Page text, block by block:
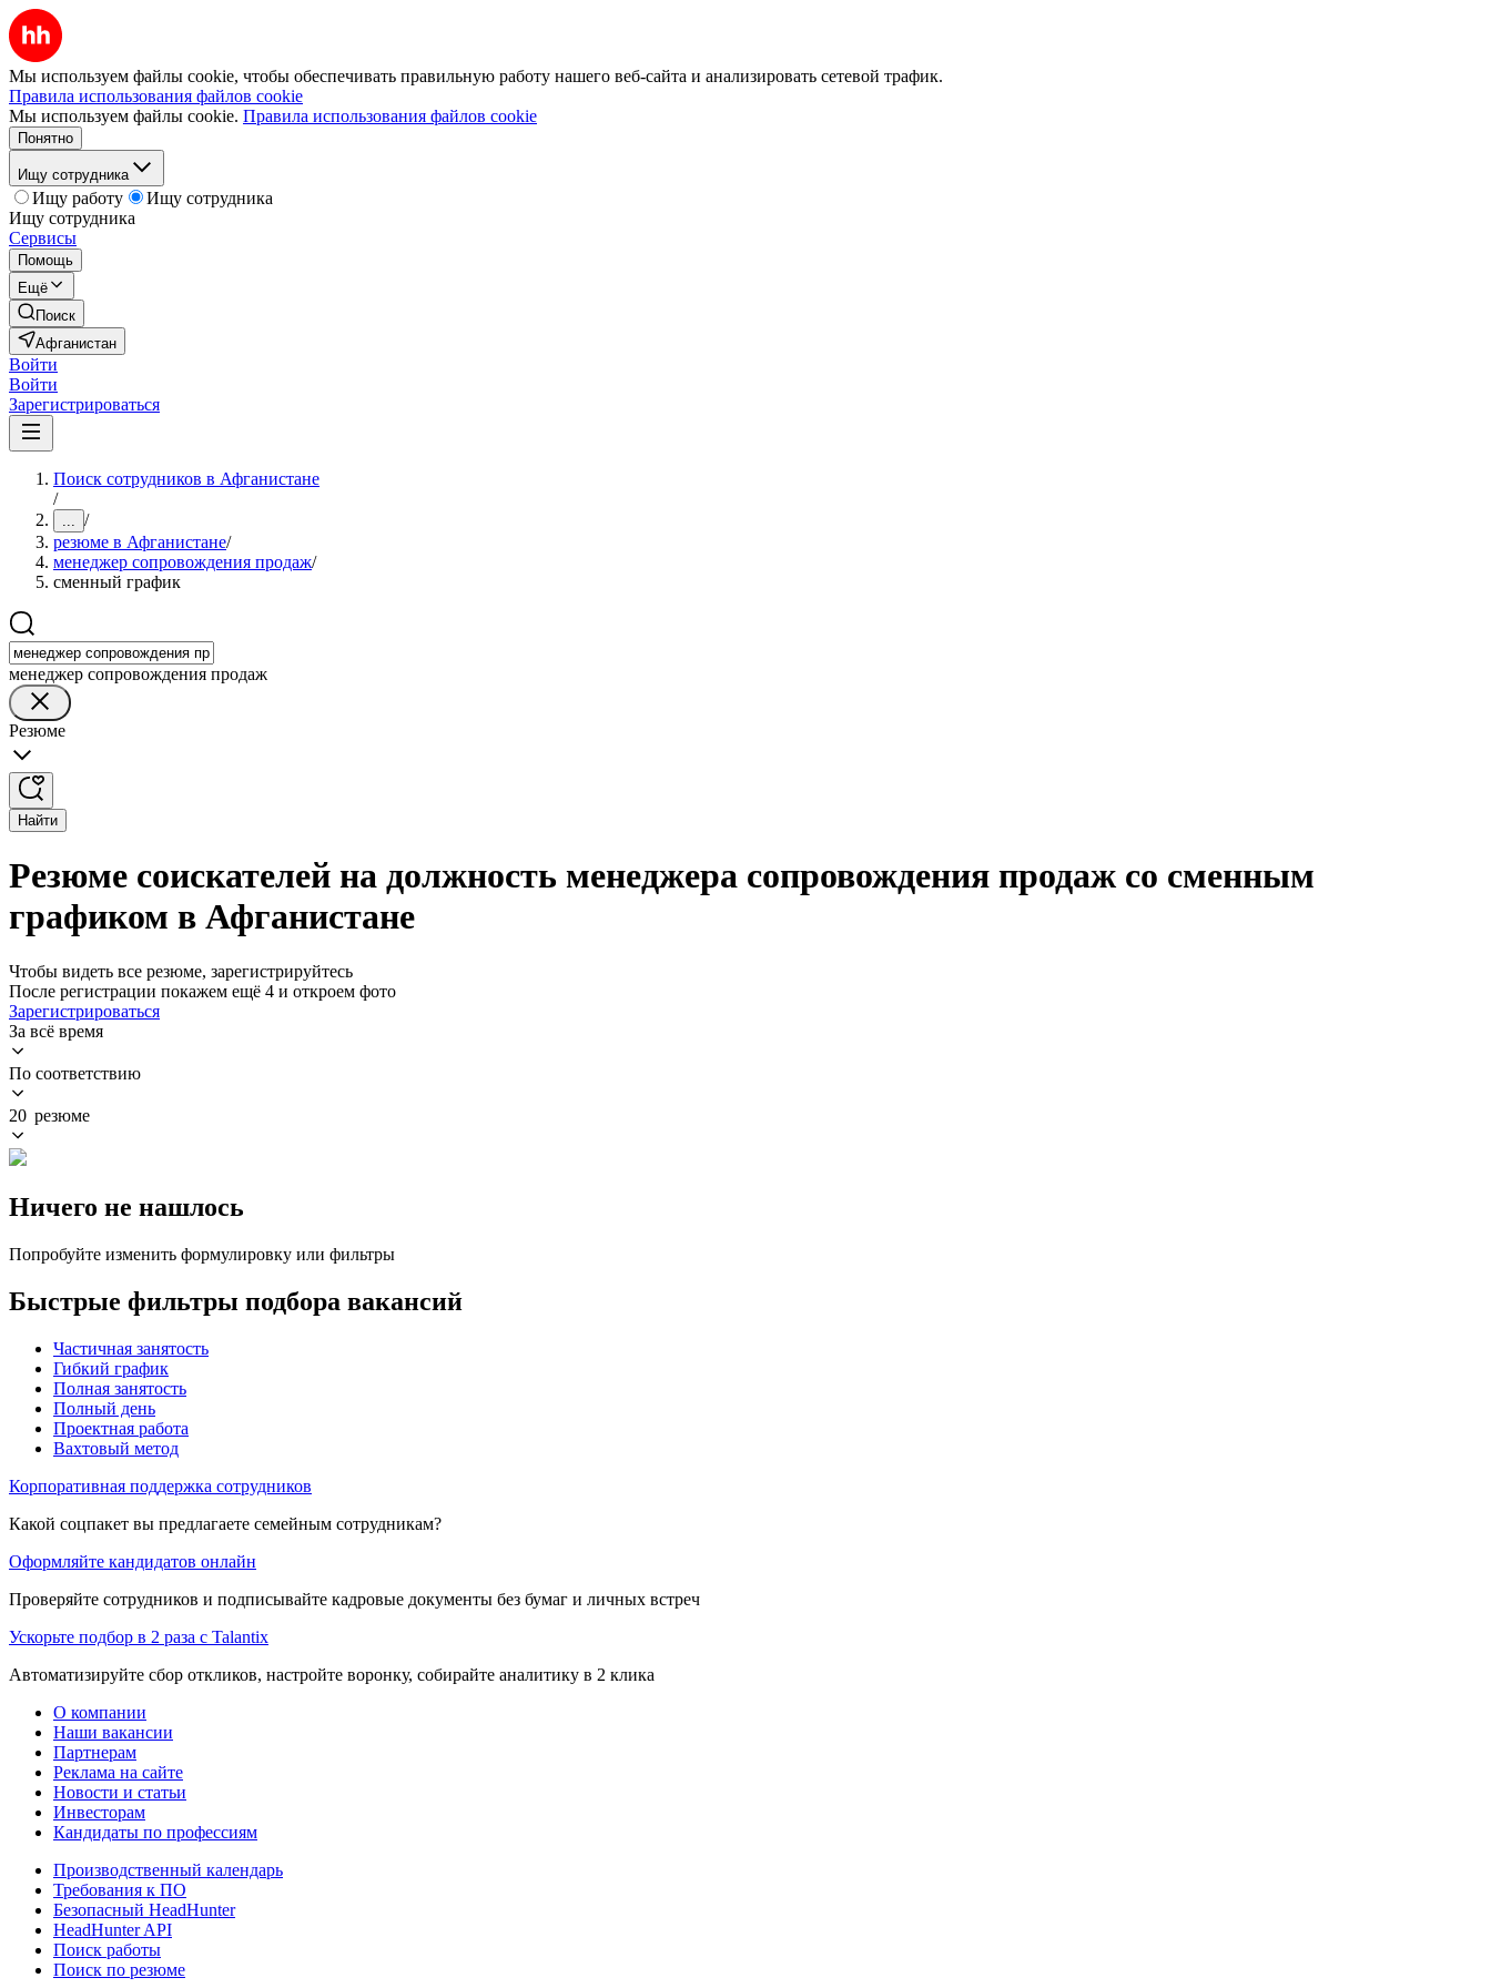
Мы используем файлы cookie, чтобы обеспечивать правильную работу нашего веб-сайта и анализировать сетевой трафик.
Правила использования файлов cookie
Мы используем файлы cookie. Правила использования файлов cookie
Понятно
Ищу сотрудника
Ищу работу
Ищу сотрудника
Ищу сотрудника
Сервисы
Помощь
Ещё
Поиск
Афганистан
Войти
Войти
Зарегистрироваться
Поиск сотрудников в Афганистане
/
... /
резюме в Афганистане/
менеджер сопровождения продаж/
сменный график
менеджер сопровождения продаж
Резюме
Найти
Резюме соискателей на должность менеджера сопровождения продаж со сменным
графиком в Афганистане
Чтобы видеть все резюме, зарегистрируйтесь
После регистрации покажем ещё 4 и откроем фото
Зарегистрироваться
За всё время
По соответствию
20 резюме
Ничего не нашлось
Попробуйте изменить формулировку или фильтры
Быстрые фильтры подбора вакансий
Частичная занятость
Гибкий график
Полная занятость
Полный день
Проектная работа
Вахтовый метод
Корпоративная поддержка сотрудников
Какой соцпакет вы предлагаете семейным сотрудникам?
Оформляйте кандидатов онлайн
Проверяйте сотрудников и подписывайте кадровые документы без бумаг и личных встреч
Ускорьте подбор в 2 раза с Talantix
Автоматизируйте сбор откликов, настройте воронку, собирайте аналитику в 2 клика
О компании
Наши вакансии
Партнерам
Реклама на сайте
Новости и статьи
Инвесторам
Кандидаты по профессиям
Производственный календарь
Требования к ПО
Безопасный HeadHunter
HeadHunter API
Поиск работы
Поиск по резюме